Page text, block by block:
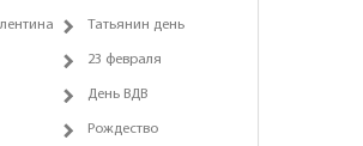
Татьянин день
23 февраля
День ВДВ
Рождество